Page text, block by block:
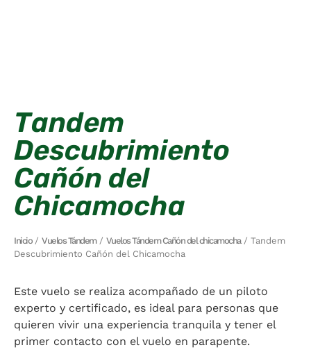
Tandem
Descubrimiento
Cañón del
Chicamocha
Inicio/ Vuelos Tándem/ Vuelos Tándem Cañón del chicamocha/ Tandem
Descubrimiento Cañón del Chicamocha
Este vuelo se realiza acompañado de un piloto
experto y certificado, es ideal para personas que
quieren vivir una experiencia tranquila y tener el
primer contacto con el vuelo en parapente.